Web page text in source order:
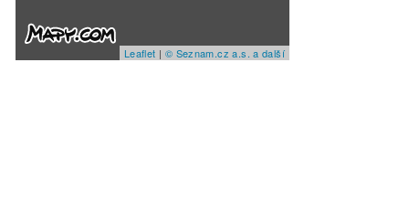
Leaflet | © Seznam.cz a.s. a další